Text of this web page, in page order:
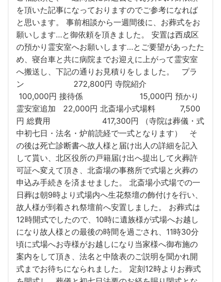
を頂いた記事になっておりますのでご参考になれば
と思います。 事前相談から一週間後に、お葬式をお
願いします…と御依頼を頂きました。 安置は西成区
の預かり霊安室へお願いします…とご要望があったた
め、寝台車と共に病院までお迎えに上がって霊安室
へ搬送し、下記の通りお見積りをしました。 プラ
ン 272,800円 寺院紹介
100,000円 接待係 15,000円 預かり
霊安室追加 22,000円 北斎場小式場料 7,500
円 総費用 417,300円 （寺院は葬儀・式
中初七日・法名・炉前読経で一式となります） そ
の後は死亡診断書へ故人様と届け出人の詳細を記入
して貰い、北区役所の戸籍届け出へ提出して火葬許
可証へ変えて頂き、北斎場の事務所で式場と火葬の
申込み手続きを済ませました。 北斎場小式場での一
日葬は朝9時より式場内へ生花祭壇の飾付けを行い、
故人様が到着され祭壇前へ安置しました。 お葬式は
12時開式でしたので、10時に遺族様が式場へお越し
になり故人様との最後の時間を過ごされ、11時30分
頃に式場へお寺様がお越しになり当家様へ御布施の
案内をして頂き、法名と中陰表のご説明を聞かれ開
式までお待ちになられました。 定刻12時よりお葬式